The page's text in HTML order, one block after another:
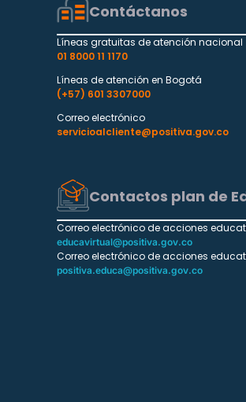
Contáctanos
Líneas gratuitas de atención nacional
01 8000 11 1170
Líneas de atención en Bogotá
(+57) 601 3307000
Correo electrónico
servicioalcliente@positiva.gov.co
Contactos plan de
Correo electrónico de acciones
educavirtual@positiva.gov.co
Correo electrónico de acciones
positiva.educa@positiva.gov.co